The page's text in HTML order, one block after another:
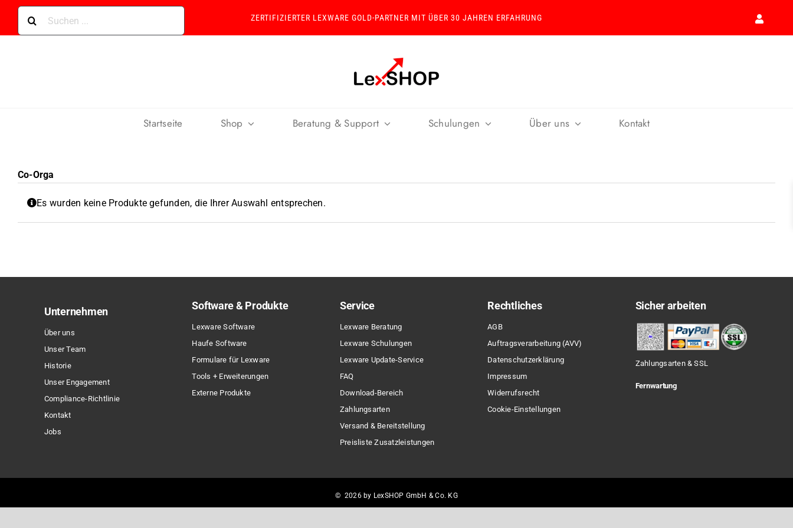
Skip
content
nach:
ZERTIFIZIERTER LEXWARE GOLD-PARTNER MIT ÜBER 30 JAHREN ERFAHRUNG
Startseite Shop Beratung & Support Schulungen Über uns Kontakt
Co-Orga
Es wurden keine Produkte gefunden, die Ihrer Auswahl entsprechen.
Unternehmen
Über uns
Unser Team
Historie
Unser Engagement
Compliance-Richtlinie
Kontakt
Jobs
Software & Produkte
Lexware Software
Haufe Software
Formulare für Lexware
Tools + Erweiterungen
Externe Produkte
Service
Lexware Beratung
Lexware Schulungen
Lexware Update-Service
FAQ
Download-Bereich
Zahlungsarten
Versand & Bereitstellung
Preisliste Zusatzleistungen
Rechtliches
AGB
Auftragsverarbeitung (AVV)
Datenschutzerklärung
Impressum
Widerrufsrecht
Cookie-Einstellungen
Sicher arbeiten
Zahlungsarten & SSL
Fernwartung
© 2026 by LexSHOP GmbH & Co. KG